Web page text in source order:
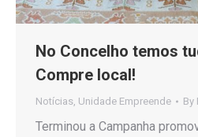
No Concelho temos
Compre local!
Notícias Unidade Empreende By
Terminou a Campanha